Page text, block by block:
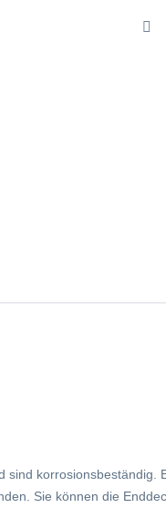
korrosionsbeständig.
Sie können die